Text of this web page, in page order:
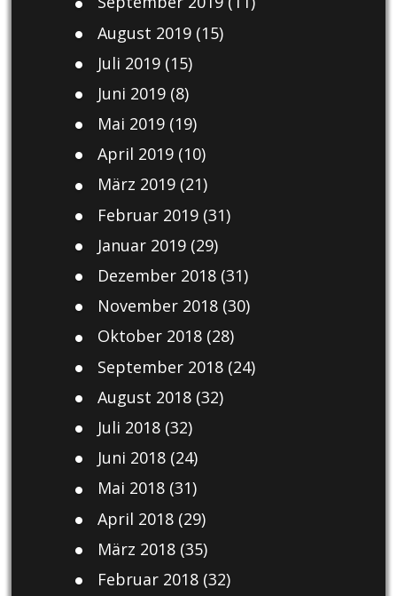
August 2019(15)
Juli 2019(15)
Juni 2019(8)
Mai 2019(19)
April 2019(10)
März 2019(21)
Februar 2019(31)
Januar 2019(29)
Dezember 2018(31)
November 2018(30)
Oktober 2018(28)
September 2018(24)
August 2018(32)
Juli 2018(32)
Juni 2018(24)
Mai 2018(31)
April 2018(29)
März 2018(35)
Februar 2018(32)